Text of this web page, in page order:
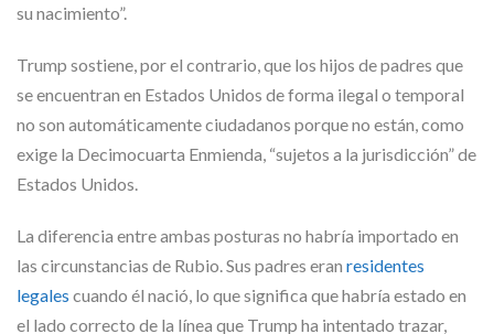
su nacimiento”.
Trump sostiene, por el contrario, que los hijos de padres que
se encuentran en Estados Unidos de forma ilegal o temporal
no son automáticamente ciudadanos porque no están, como
exige la Decimocuarta Enmienda, “sujetos a la jurisdicción” de
Estados Unidos.
La diferencia entre ambas posturas no habría importado en
las circunstancias de Rubio. Sus padres eran residentes
legales cuando él nació, lo que significa que habría estado en
el lado correcto de la línea que Trump ha intentado trazar,